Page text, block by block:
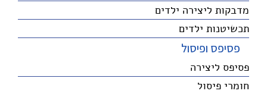
מדבקות ליצירה ילדים
תכשיטנות ילדים
פסיפס ופיסול
פסיפס ליצירה
חומרי פיסול